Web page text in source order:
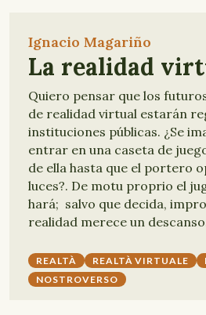
Ignacio Magariño
La realidad
Quiero pensar que los
de realidad virtual estarán
instituciones públicas. ¿Se
entrar en una caseta de
de ella hasta que el portero
luces?. De motu proprio el
hará; salvo que decida,
realidad merece un
REALTÀ REALTÀ VIRTUALE
NOSTROVERSO